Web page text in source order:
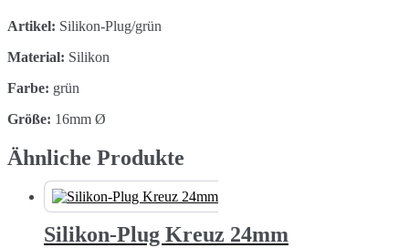
Artikel: Silikon-Plug/grün
Material: Silikon
Farbe: grün
Größe: 16mm Ø
Ähnliche Produkte
Silikon-Plug Kreuz 24mm